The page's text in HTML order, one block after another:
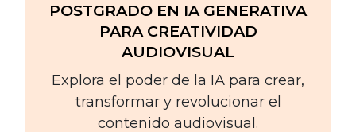
POSTGRADO EN IA GENERATIVA
PARA CREATIVIDAD
AUDIOVISUAL
Explora el poder de la IA para crear,
transformar y revolucionar el
contenido audiovisual.